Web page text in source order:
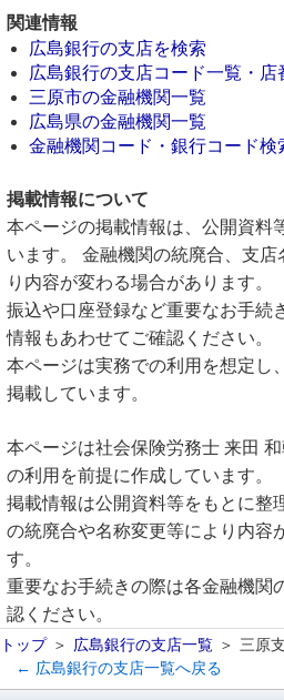
関連情報
広島銀行の支店を検索
広島銀行の支店コード一覧・店
三原市の金融機関一覧
広島県の金融機関一覧
金融機関コード・銀行コード検
掲載情報について
本ページの掲載情報は、公開資料
います。 金融機関の統廃合、支
り内容が変わる場合があります。
振込や口座登録など重要なお手続
情報もあわせてご確認ください。
本ページは実務での利用を想定し
掲載しています。
本ページは社会保険労務士 来田
の利用を前提に作成しています。
掲載情報は公開資料等をもとに整
の統廃合や名称変更等により内容
す。
重要なお手続きの際は各金融機関
認ください。
トップ 広島銀行の支店一覧
三原
← 広島銀行の支店一覧へ戻る